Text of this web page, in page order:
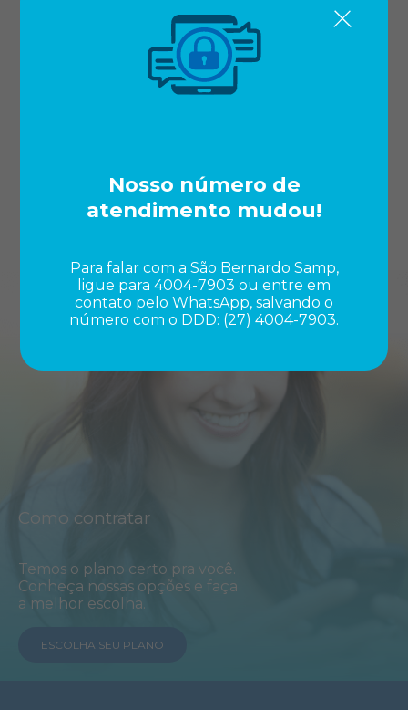
Nosso número de
atendimento mudou!
Para falar com a São Bernardo Samp,
ligue para 4004-7903 ou entre em
contato pelo WhatsApp, salvando o
número com o DDD: (27) 4004-7903.
Rede de Atendimento: clínicas para
consultas programadas, Pronto
Atendimento, Clínica da Mulher,
internações, cirurgias e parto, laboratórios e
Telemedicina: praticidade e
agilidade.
Como contratar
Temos o plano certo pra você.
Conheça nossas opções e faça
a melhor escolha.
ESCOLHA SEU PLANO